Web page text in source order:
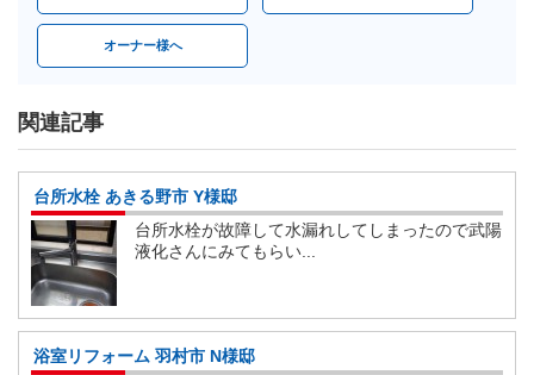
オーナー様へ
関連記事
台所水栓 あきる野市 Y様邸
台所水栓が故障して水漏れしてしまったので武陽
液化さんにみてもらい...
浴室リフォーム 羽村市 N様邸